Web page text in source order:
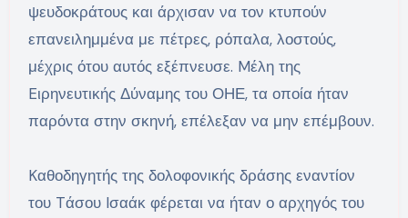
ψευδοκράτους και άρχισαν να τον κτυπούν
επανειλημμένα με πέτρες, ρόπαλα, λοστούς,
μέχρις ότου αυτός εξέπνευσε. Mέλη της
Eιρηνευτικής Δύναμης του ΟΗΕ, τα οποία ήταν
παρόντα στην σκηνή, επέλεξαν να μην επέμβουν.
Kαθοδηγητής της δολοφονικής δράσης εναντίον
του Tάσου Iσαάκ φέρεται να ήταν ο αρχηγός του